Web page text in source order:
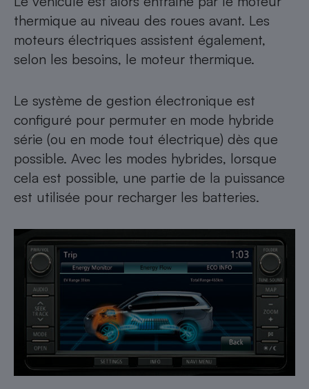
thermique au niveau des roues avant. Les
moteurs électriques assistent également,
selon les besoins, le moteur thermique.
Le système de gestion électronique est
configuré pour permuter en mode hybride
série (ou en mode tout électrique) dès que
possible. Avec les modes hybrides, lorsque
cela est possible, une partie de la puissance
est utilisée pour recharger les batteries.